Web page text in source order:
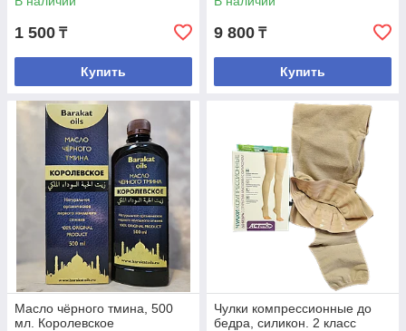
1 500 ₸
Купить
9 800 ₸
Купить
Масло чёрного тмина, 500
мл. Королевское
Чулки компрессионные до
бедра, силикон. 2 класс